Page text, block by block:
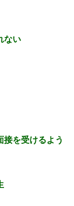
ない
接を受けるよう